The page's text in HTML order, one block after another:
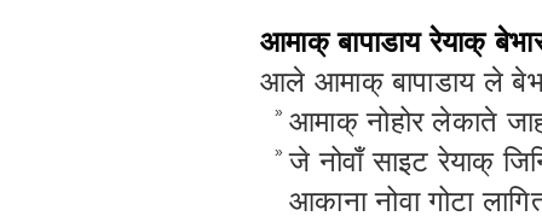
आमाक् बापाडाय रेयाक्
आले आमाक् बापाडाय ले
» आमाक् नोहोर लेकाते
» जे नोवाँ साइट रेयाक्
आकाना नोवा गोटा